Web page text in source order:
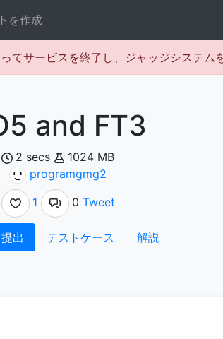
を作成
サービスを終了し、ジャッジシステム
and FT3
2 secs
1024 MB
programgmg2
1
0 Tweet
提出 テストケース 解説